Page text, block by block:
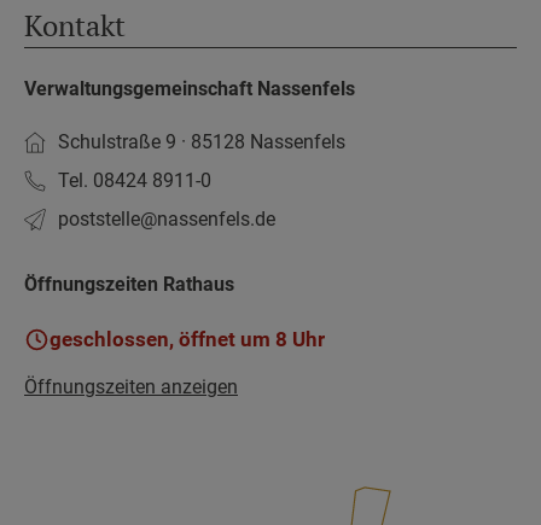
Kontakt
Verwaltungsgemeinschaft Nassenfels
Schulstraße 9 · 85128 Nassenfels
Tel. 08424 8911-0
poststelle­@nassenfels.de
Öffnungszeiten Rathaus
geschlossen, öffnet um 8 Uhr
Öffnungszeiten anzeigen